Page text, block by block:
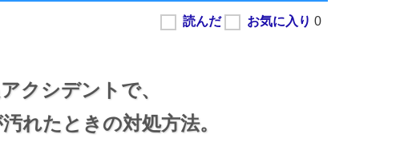
クシデントで、
れたときの対処方法。